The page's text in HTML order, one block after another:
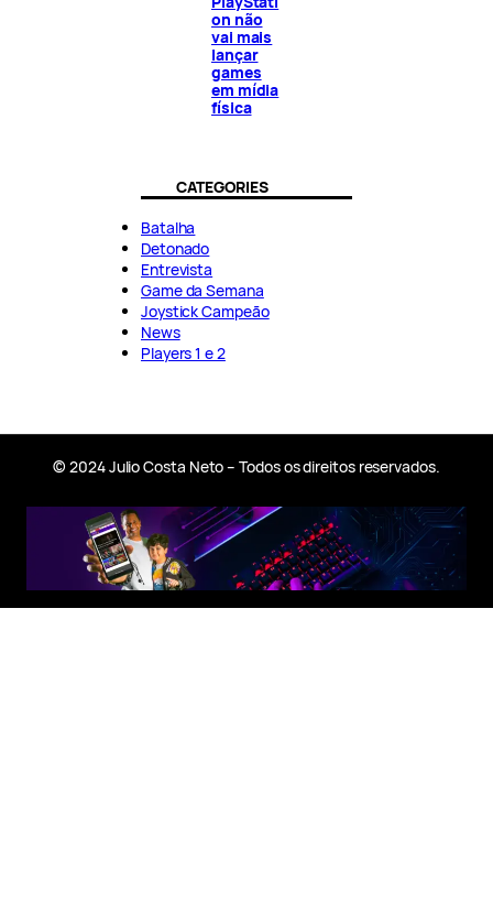
on não
vai mais
lançar
games
em mídia
física
CATEGORIES
Batalha
Detonado
Entrevista
Game da Semana
Joystick Campeão
News
Players 1 e 2
© 2024 Julio Costa Neto – Todos os direitos reservados.